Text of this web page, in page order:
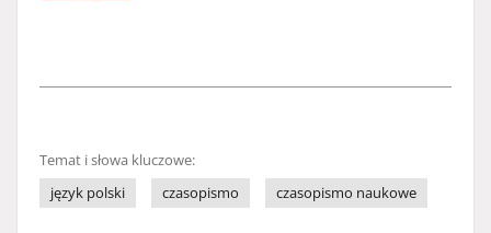
Temat i słowa kluczowe:
język polski
czasopismo czasopismo naukowe